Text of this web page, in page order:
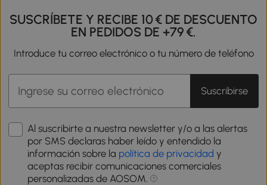
SUSCRÍBETE Y RECIBE 10 € DE DESCUENTO
EN PEDIDOS DE +79 €.
Introduce tu correo electrónico o tu número de teléfono
Suscribirse
Al suscribirte a nuestra newsletter y/o a las alertas
por SMS declaras haber leído y entendido la
información sobre la política de privacidad y
aceptas recibir comunicaciones comerciales
personalizadas de AOSOM.